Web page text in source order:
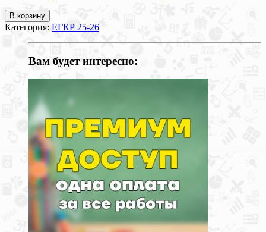
В корзину
Категория: ЕГКР 25-26
Вам будет интересно: